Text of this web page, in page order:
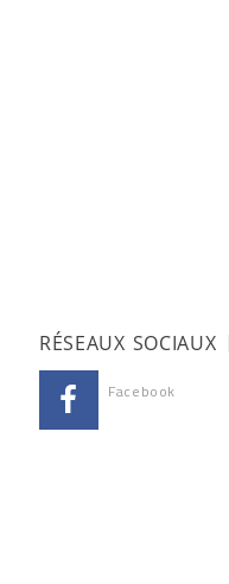
RÉSEAUX SOCIAUX
Facebook